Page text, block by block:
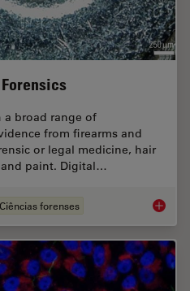
a broad range of
from firearms and
or legal medicine, hair
and paint. Digital…
Ciências forenses Digital